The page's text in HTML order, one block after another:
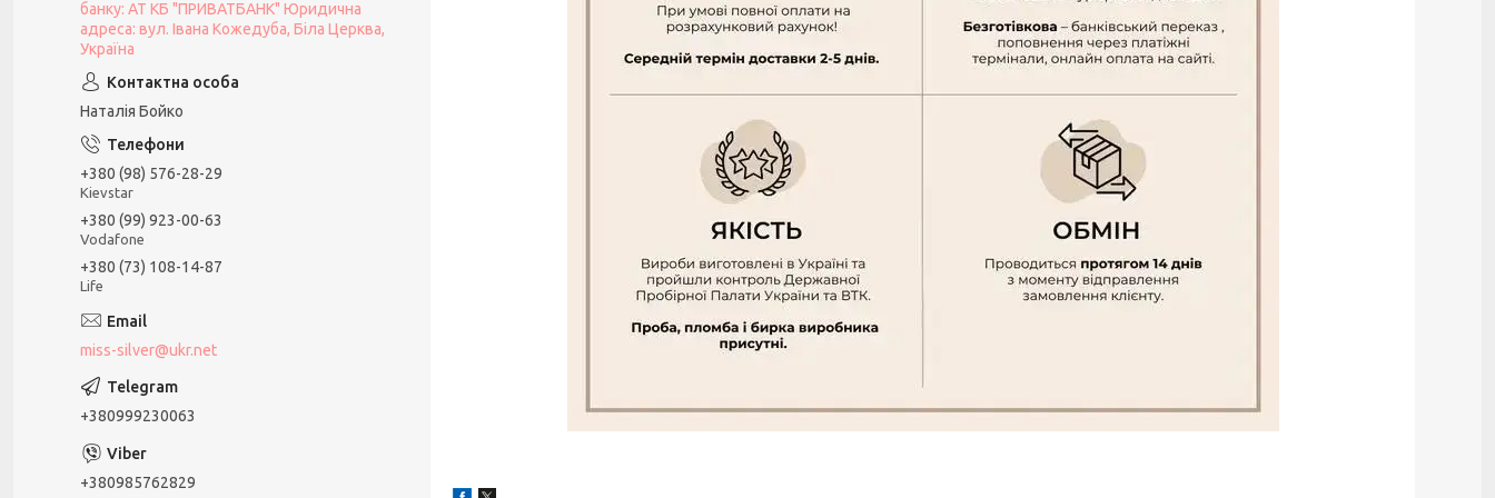
банку: АТ КБ "ПРИВАТБАНК" Юридична
адреса: вул. Івана Кожедуба, Біла Церква,
Україна
Наталія Бойко
+380 (98) 576-28-29
Kievstar
+380 (99) 923-00-63
Vodafone
+380 (73) 108-14-87
Life
miss-silver@ukr.net
+380999230063
+380985762829